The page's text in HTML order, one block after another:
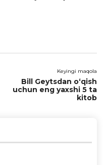
Keyingi maqola
Bill Geytsdan o‘qish
uchun eng yaxshi 5 ta
kitob